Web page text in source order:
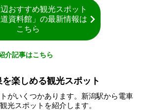
おすすめ観光スポット
道資料館」の最新情報は
こちら
介記事はこちら
楽しめる観光スポット
がいくつかあります。新潟駅から電車
光スポットを紹介します。